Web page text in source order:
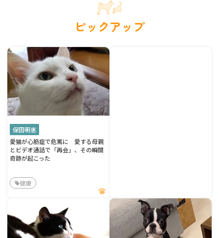
ピックアップ
保田明恵
愛猫が心筋症で危篤に 愛する母親
とビデオ通話で「再会」、その瞬間
奇跡が起こった
健康